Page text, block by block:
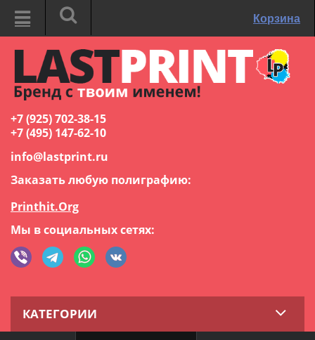
Корзина
+7 (925) 702-38-15
+7 (495) 147-62-10
info@lastprint.ru
Заказать любую полиграфию:
Printhit.Org
Мы в социальных сетях:
КАТЕГОРИИ